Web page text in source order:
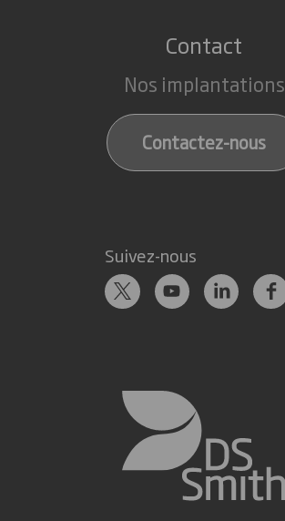
Contact
Nos implantations
Contactez-nous
Suivez-nous